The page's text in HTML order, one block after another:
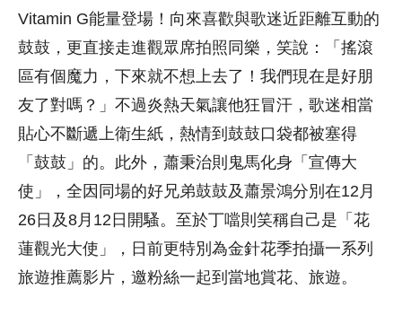
Vitamin G能量登場！向來喜歡與歌迷近距離互動的
鼓鼓，更直接走進觀眾席拍照同樂，笑說：「搖滾
區有個魔力，下來就不想上去了！我們現在是好朋
友了對嗎？」不過炎熱天氣讓他狂冒汗，歌迷相當
貼心不斷遞上衛生紙，熱情到鼓鼓口袋都被塞得
「鼓鼓」的。此外，蕭秉治則鬼馬化身「宣傳大
使」，全因同場的好兄弟鼓鼓及蕭景鴻分別在12月
26日及8月12日開騷。至於丁噹則笑稱自己是「花
蓮觀光大使」，日前更特別為金針花季拍攝一系列
旅遊推薦影片，邀粉絲一起到當地賞花、旅遊。